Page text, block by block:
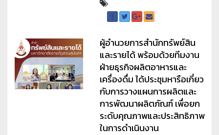
ผู้อำนวยการสำนักทรัพย์สิน
และรายได้ พร้อมด้วยทีมงาน
ฝ่ายธุรกิจผลิตอาหารและ
เครื่องดื่ม ได้ประชุมหารือเกี่ยว
กับการวางแผนการผลิตและ
การพัฒนาผลิตภัณฑ์ เพื่อยก
ระดับคุณภาพและประสิทธิภาพ
ในการดำเนินงาน